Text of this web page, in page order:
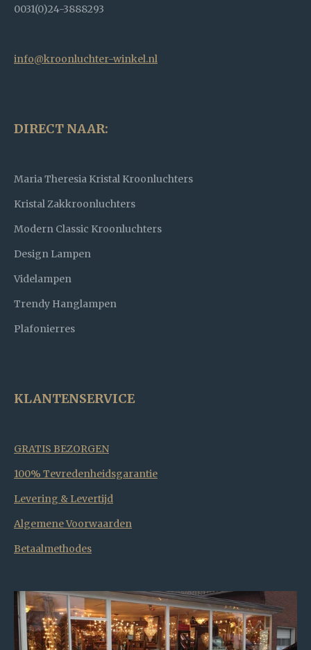
0031(0)24-3888293
info@kroonluchter-winkel.nl
DIRECT NAAR:
Maria Theresia Kristal Kroonluchters
Kristal Zakkroonluchters
Modern Classic Kroonluchters
Design Lampen
Videlampen
Trendy Hanglampen
Plafonierres
KLANTENSERVICE
GRATIS BEZORGEN
100% Tevredenheidsgarantie
Levering & Levertijd
Algemene Voorwaarden
Betaalmethodes